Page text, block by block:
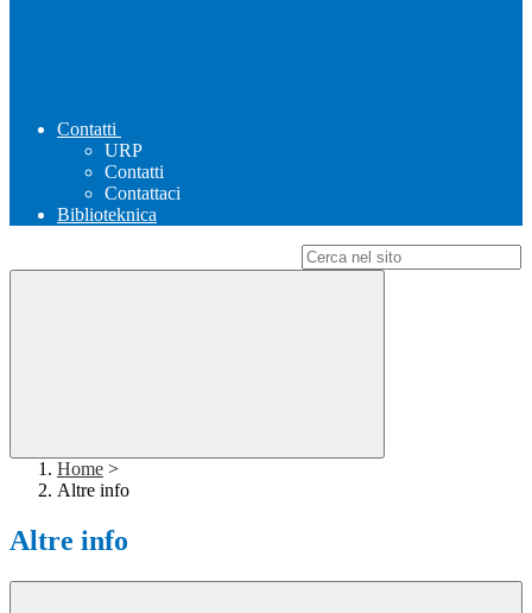
Contatti
URP
Contatti
Contattaci
Biblioteknica
Home >
Altre info
Altre info